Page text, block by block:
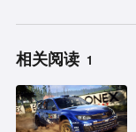
相关阅读 1